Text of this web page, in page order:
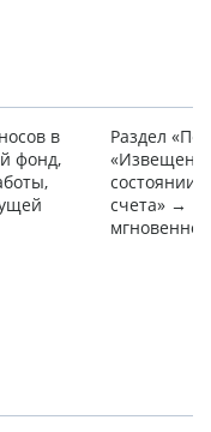
в
фонд,
Раздел
состоянии
счета» →
мгновенно